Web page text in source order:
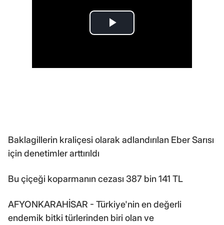
Baklagillerin kraliçesi olarak adlandırılan Eber Sarısı
için denetimler arttırıldı
Bu çiçeği koparmanın cezası 387 bin 141 TL
AFYONKARAHİSAR - Türkiye'nin en değerli
endemik bitki türlerinden biri olan ve